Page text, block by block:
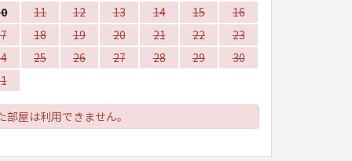
11 12 13 14 15
16
18 19 20 21 22
23
25 26 27 28 29
30
部屋は利用できません。